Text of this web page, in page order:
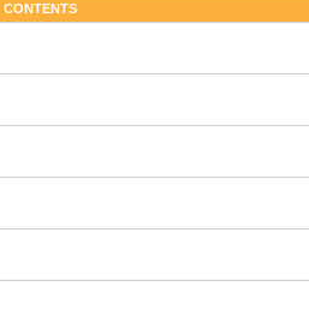
CONTENTS